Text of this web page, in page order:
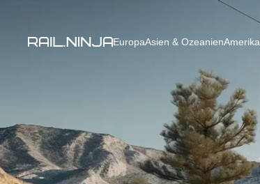
EuropaAsien & OzeanienAmerika